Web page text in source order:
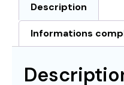
Description
Informations